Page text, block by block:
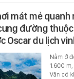
mát mẻ quanh
đường
Oscar du lịch
Nằm ở
1.600
Văn có